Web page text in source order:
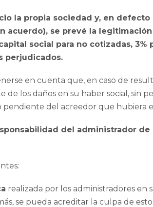
la propia sociedad y, en
acuerdo), se prevé la
social para no cotizadas, 3%
perjudicados.
en cuenta que, en caso de
de los daños en su haber social, sin
del acreedor que hubiera
del administrador
realizada por los administradores en
se pueda acreditar la culpa de